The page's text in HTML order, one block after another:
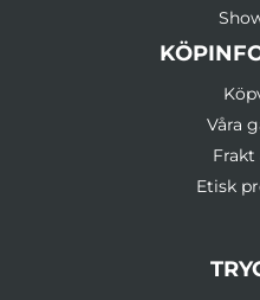
Våra
Frakt
Etisk